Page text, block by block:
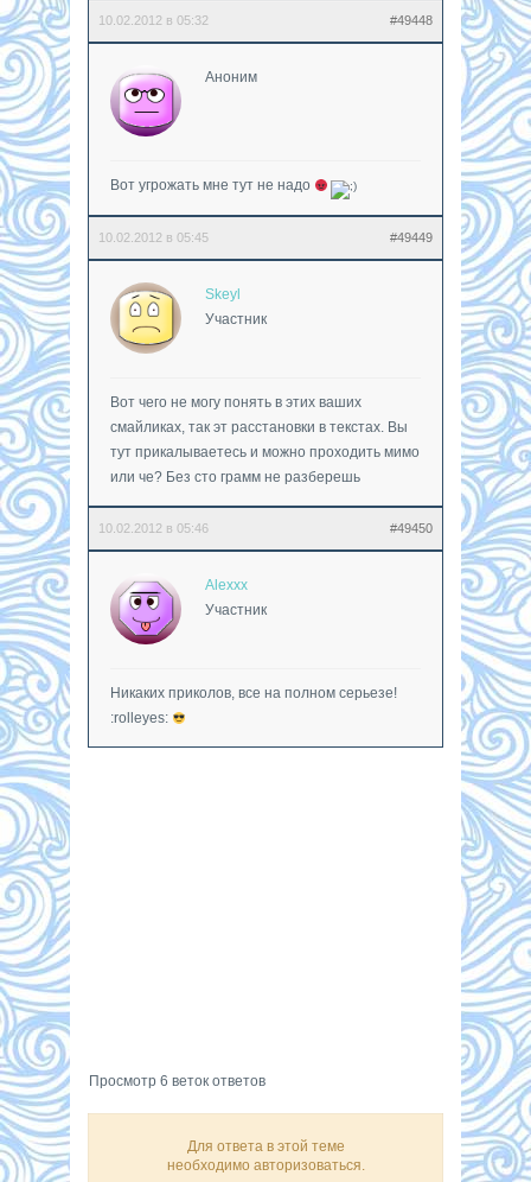
10.02.2012 в 05:32 #49448
Аноним
Вот угрожать мне тут не надо
10.02.2012 в 05:45 #49449
Skeyl
Участник
Вот чего не могу понять в этих ваших
смайликах, так эт расстановки в текстах. Вы
тут прикалываетесь и можно проходить мимо
или че? Без сто грамм не разберешь
10.02.2012 в 05:46 #49450
Alexxx
Участник
Никаких приколов, все на полном серьезе!
:rolleyes:
Просмотр 6 веток ответов
Для ответа в этой теме
необходимо авторизоваться.